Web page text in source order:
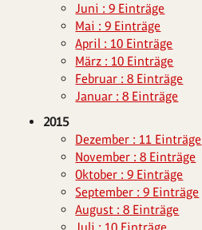
Juni : 9 Einträge
Mai : 9 Einträge
April : 10 Einträge
März : 10 Einträge
Februar : 8 Einträge
Januar : 8 Einträge
2015
Dezember : 11 Einträge
November : 8 Einträge
Oktober : 9 Einträge
September : 9 Einträge
August : 8 Einträge